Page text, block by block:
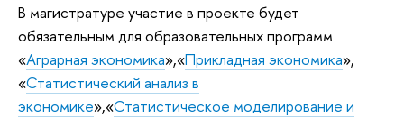
В магистратуре участие в проекте будет
обязательным для образовательных программ
«Аграрная экономика»,«Прикладная экономика»,
«Статистический анализ в
экономике»,«Статистическое моделирование и